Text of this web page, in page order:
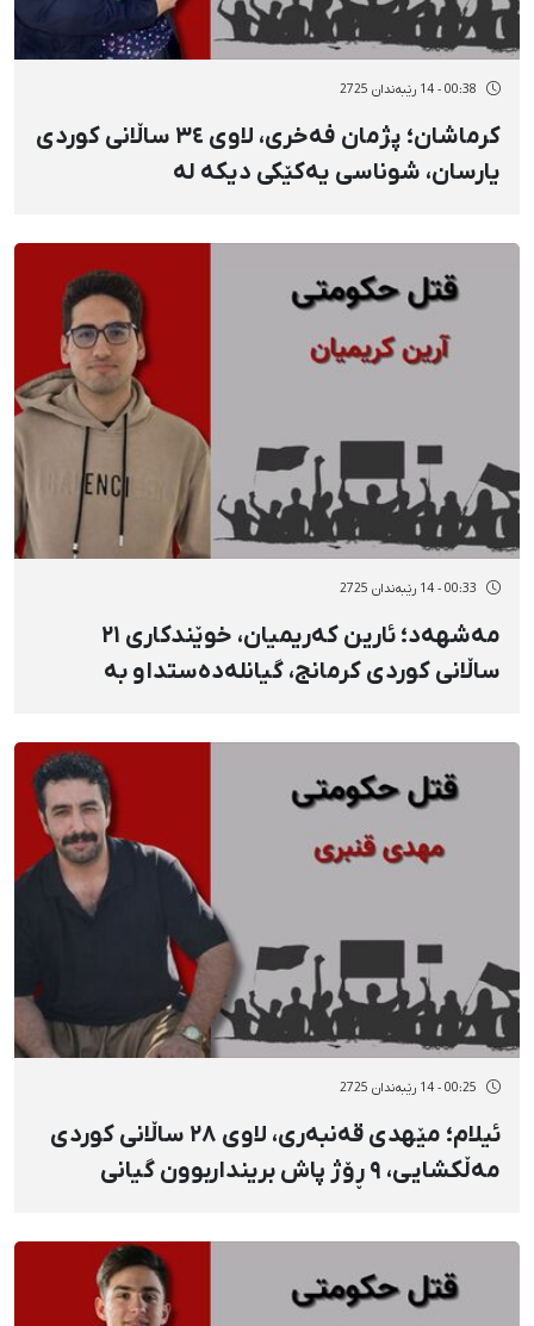
00:38 - 14 رێبەندان 2725
کرماشان؛ پژمان فەخری، لاوی ٣٤ ساڵانی کوردی
یارسان، شوناسی یەکێکی دیکە لە
بەفرانبار
00:33 - 14 رێبەندان 2725
مەشهەد؛ ئارین کەریمیان، خوێندکاری ۲۱
ساڵانی کوردی کرمانج، گیانلەدەستداو بە
00:25 - 14 رێبەندان 2725
ئیلام؛ مێهدی قەنبەری، لاوی ٢٨ ساڵانی کوردی
مەڵکشایی، ٩ ڕۆژ پاش برینداربوون گیانی